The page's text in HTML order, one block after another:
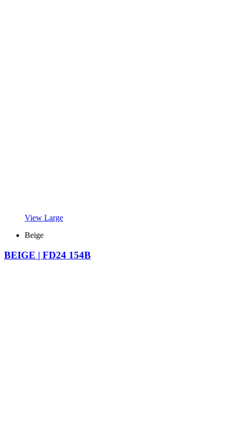
View Large
Beige
BEIGE | FD24 154B